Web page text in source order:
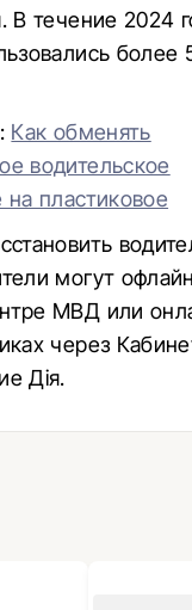
В течение 2024
более
Как обменять
водительское
на пластиковое
могут
МВД или
через
Дія.